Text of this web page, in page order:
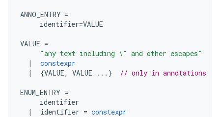
ANNO_ENTRY =
identifier=VALUE
VALUE =
"any text including \" and other escapes"
|
constexpr
|
{VALUE, VALUE ...} // only in annotations
ENUM_ENTRY =
identifier
|
identifier = constexpr